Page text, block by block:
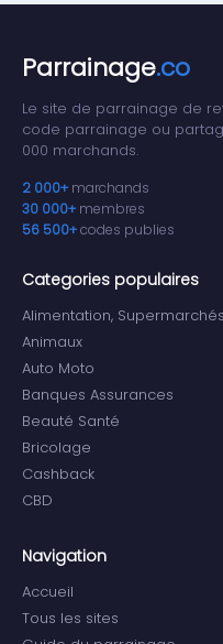
Parrainage.co
Le site de parrainage de
code parrainage ou
000 marchands.
2 000+ marchands
30 000+ membres
56 500+codes publies
Categories populaires
Alimentation, Supermarchés
Animaux
Auto Moto
Banques Assurances
Beauté Santé
Bricolage
Cashback
CBD
Navigation
Accueil
Tous les sites